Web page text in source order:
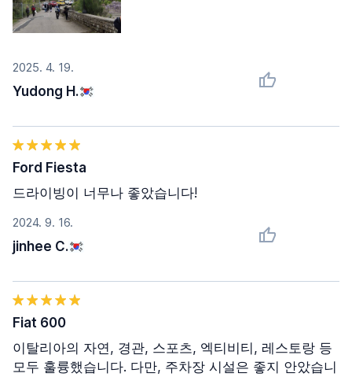
2025. 4. 19.
Yudong H.
2024. 9. 16.
jinhee C.
Ford Fiesta
드라이빙이 너무나 좋았습니다!
Fiat 600
이탈리아의 자연, 경관, 스포츠, 엑티비티, 레스토랑 등
모두 훌륭했습니다. 다만, 주차장 시설은 좋지 안았습니